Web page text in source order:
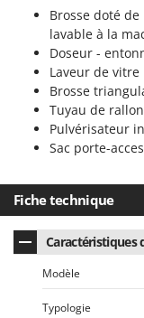
Paterlini
Philips
Pramac
Prismafood
R.G.V.
Reber
Redback
Resto Italia
Ribimex
Ripartrak
Brosse doté
lavable à la
Doseur -
Laveur de vitre
Brosse
Tuyau de
Pulvérisateur
Sac porte-
Fiche technique
Caractéristiques
Modèle
Typologie